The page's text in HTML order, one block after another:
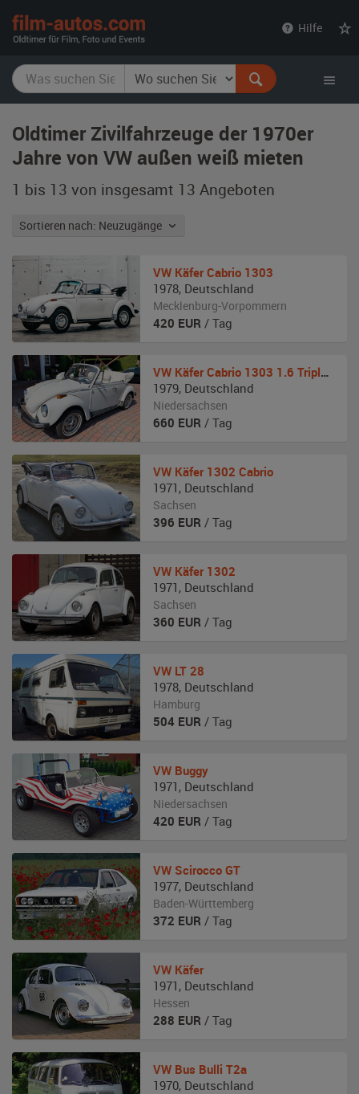
Hilfe
Oldtimer Zivilfahrzeuge der 1970er
Jahre von VW außen weiß mieten
1 bis 13 von insgesamt 13 Angeboten
Sortieren nach: Neuzugänge
VW Käfer Cabrio 1303
1978, Deutschland
Mecklenburg-Vorpommern
420 EUR / Tag
VW Käfer Cabrio 1303 1.6 Triple White
1979, Deutschland
Niedersachsen
660 EUR / Tag
VW Käfer 1302 Cabrio
1971 , Deutschland
Sachsen
396 EUR / Tag
VW Käfer 1302
1971 , Deutschland
Sachsen
360 EUR / Tag
VW LT 28
1978, Deutschland
Hamburg
504 EUR / Tag
VW Buggy
1971 , Deutschland
Niedersachsen
420 EUR / Tag
VW Scirocco GT
1977, Deutschland
Baden-Württemberg
372 EUR / Tag
VW Käfer
1971 , Deutschland
Hessen
288 EUR / Tag
VW Bus Bulli T2a
1970, Deutschland